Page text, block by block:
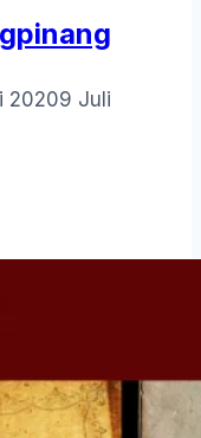
20209 Juli